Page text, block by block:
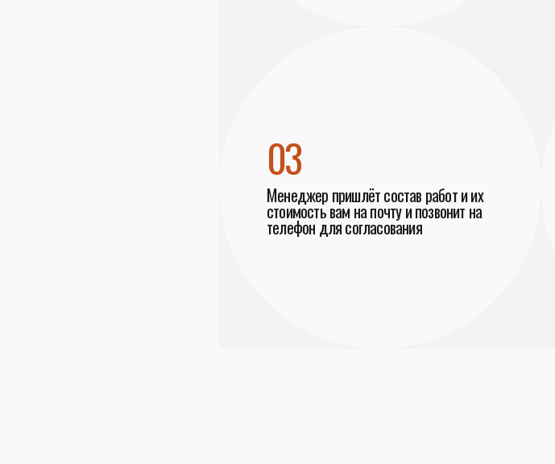
03
Менеджер пришлёт состав работ и их
стоимость вам на почту и позвонит на
телефон для согласования